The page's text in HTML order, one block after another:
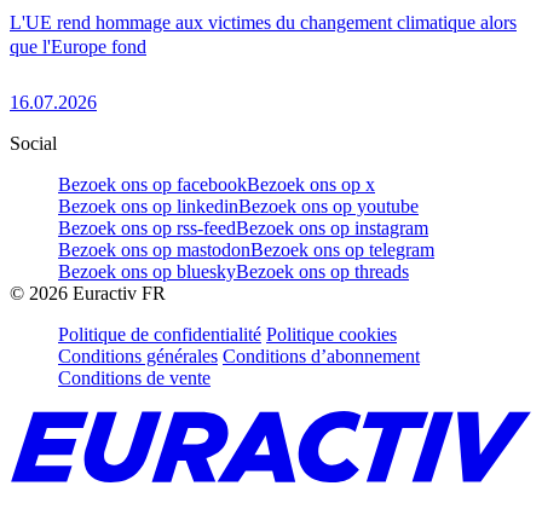
L'UE rend hommage aux victimes du changement climatique alors
que l'Europe fond
16.07.2026
Social
Bezoek ons op facebookBezoek ons op x
Bezoek ons op linkedinBezoek ons op youtube
Bezoek ons op rss-feedBezoek ons op instagram
Bezoek ons op mastodonBezoek ons op telegram
Bezoek ons op blueskyBezoek ons op threads
© 2026 Euractiv FR
Politique de confidentialité Politique cookies
Conditions générales Conditions d’abonnement
Conditions de vente